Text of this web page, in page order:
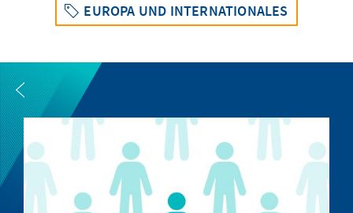
EUROPA UND INTERNATIONALES